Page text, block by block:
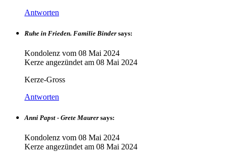
Antworten
Ruhe in Frieden. Familie Binder says:
Kondolenz vom 08 Mai 2024
Kerze angezündet am 08 Mai 2024
Kerze-Gross
Antworten
Anni Papst - Grete Maurer says:
Kondolenz vom 08 Mai 2024
Kerze angezündet am 08 Mai 2024